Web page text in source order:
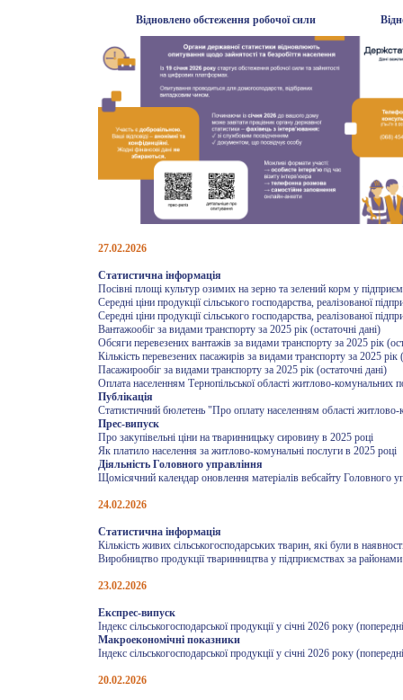
27.02.2026
Статистична інформація
Посівні площі культур озимих на зерно та зелений корм у
Середні ціни продукції сільського господарства, реалізованої
Середні ціни продукції сільського господарства, реалізованої
Вантажообіг за видами транспорту за 2025 рік (остаточні дані)
Обсяги перевезених вантажів за видами транспорту за 2025 рік
Кількість перевезених пасажирів за видами транспорту за 2025 рік
Пасажирообіг за видами транспорту за 2025 рік (остаточні дані)
Оплата населенням Тернопільської області житлово-комунальних
Публікація
Статистичний бюлетень "Про оплату населенням області
Прес-випуск
Про закупівельні ціни на тваринницьку сировину в 2025 році
Як платило населення за житлово-комунальні послуги в 2025 році
Діяльність Головного управління
Щомісячний календар оновлення матеріалів вебсайту Головного
24.02.2026
Статистична інформація
Кількість живих сільськогосподарських тварин, які були в
Виробництво продукції тваринництва у підприємствах за
23.02.2026
Експрес-випуск
Індекс сільськогосподарської продукції у січні 2026 року
Макроекономічні показники
Індекс сільськогосподарської продукції у січні 2026 року
20.02.2026
Відновлено обстеження робочої сили